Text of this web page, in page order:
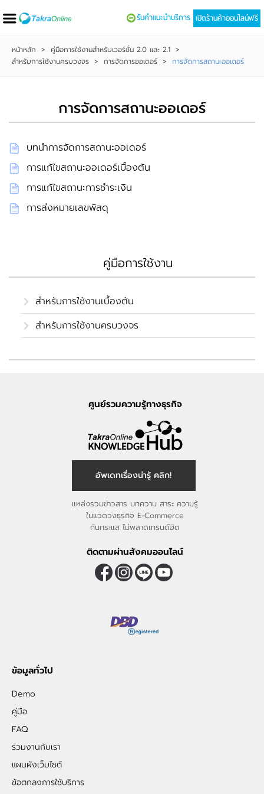
เปิดร้านค้าออนไลน์ฟรี
รับคำแนะนำบริการ
หน้าหลัก > คู่มือการใช้งานสำหรับเวอร์ชั่น 2.0 และ 2.1 >
สำหรับการใช้งานครบวงจร > การจัดการออเดอร์ > การจัดการสถานะออเดอร์
การจัดการสถานะออเดอร์
บทนำการจัดการสถานะออเดอร์
การแก้ไขสถานะออเดอร์เบื้องต้น
การแก้ไขสถานะการชำระเงิน
การส่งหมายเลขพัสดุ
คู่มือการใช้งาน
สำหรับการใช้งานเบื้องต้น
สำหรับการใช้งานครบวงจร
ศูนย์รวมความรู้ทางธุรกิจ
อัพเดทเรื่องน่ารู้ คลิก!
แหล่งรวมข่าวสาร บทความ สาระ ความรู้
ในแวดวงธุรกิจ E-Commerce
ทันกระแส ไม่พลาดเทรนด์ฮิต
ติดตามผ่านสังคมออนไลน์
ข้อมูลทั่วไป
Demo
คู่มือ
FAQ
ร่วมงานกับเรา
แผนผังเว็บไซต์
ข้อตกลงการใช้บริการ